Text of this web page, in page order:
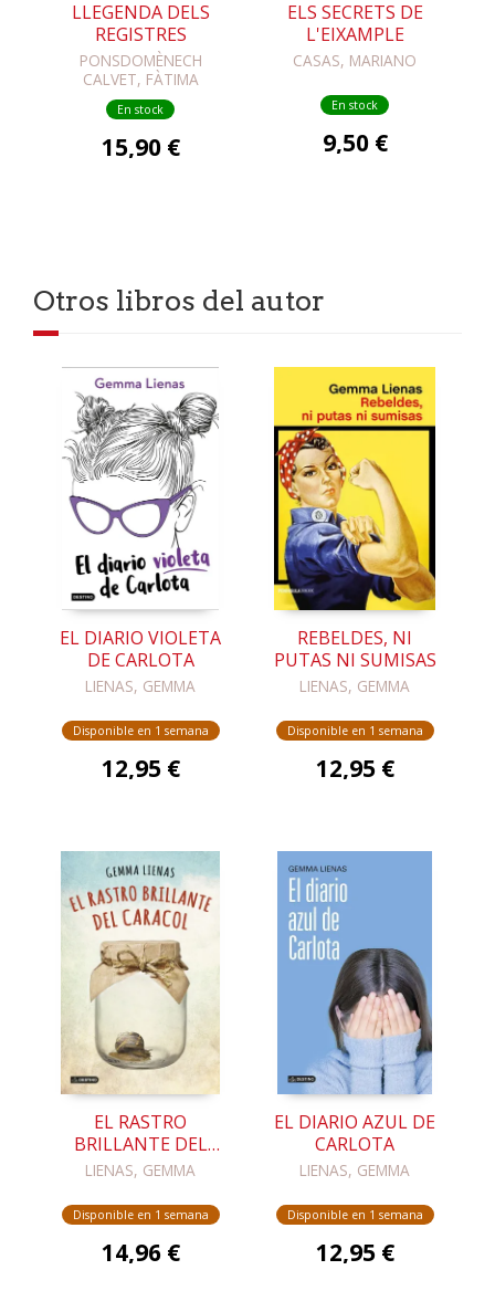
LLEGENDA DELS
REGISTRES
PONSDOMÈNECH
CALVET, FÀTIMA
En stock
15,90 €
ELS SECRETS DE
L'EIXAMPLE
CASAS, MARIANO
En stock
9,50 €
Otros libros del autor
EL DIARIO VIOLETA
DE CARLOTA
LIENAS, GEMMA
Disponible en 1 semana
12,95 €
REBELDES, NI
PUTAS NI SUMISAS
LIENAS, GEMMA
Disponible en 1 semana
12,95 €
EL RASTRO
BRILLANTE DEL
CARACOL
LIENAS, GEMMA
Disponible en 1 semana
14,96 €
EL DIARIO AZUL DE
CARLOTA
LIENAS, GEMMA
Disponible en 1 semana
12,95 €